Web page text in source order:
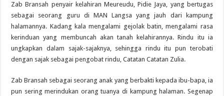
Zab Bransah penyair kelahiran Meureudu, Pidie Jaya, yang bertugas
sebagai seorang guru di MAN Langsa yang jauh dari kampung
halamannya. Kadang kala mengalami gejolak batin, mengalami rasa
kerinduan yang membuncah akan tanah kelahirannya. Rindu itu ia
ungkapkan dalam sajak-sajaknya, sehingga rindu itu pun terobati
dengan sajak sebagai pengobat rindu, Catatan Catatan Zulia.
Zab Bransah sebagai seorang anak yang berbakti kepada ibu-bapa, ia
pun sering merindukan orang tuanya di kampung halaman. Segenap